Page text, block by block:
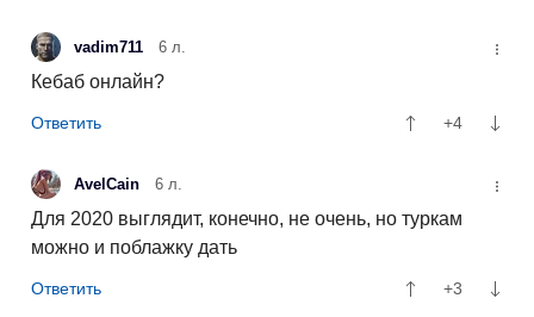
vadim711 6 л.
Кебаб онлайн?
+4
AvelCain 6 л.
Для 2020 выглядит, конечно, не очень, но туркам
можно и поблажку дать
+3